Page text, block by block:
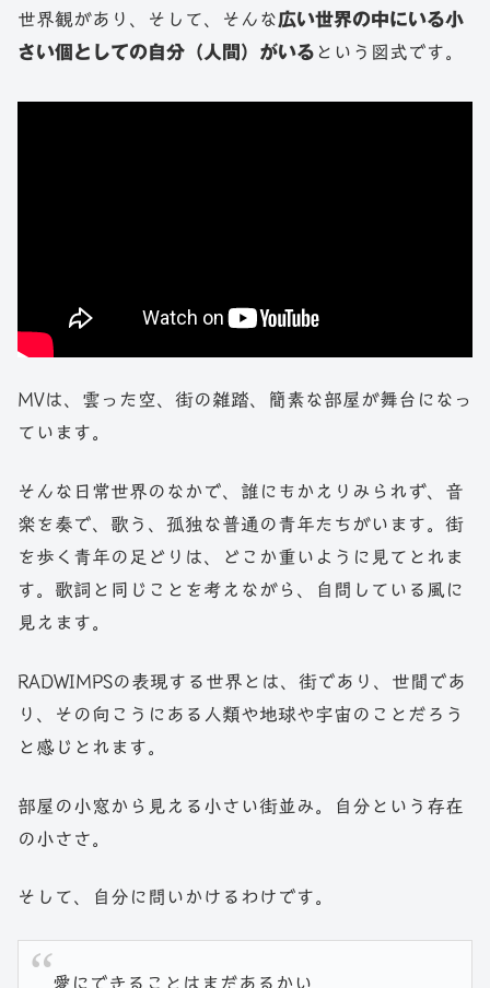
世界観があり、そして、そんな広い世界の中にいる小
さい個としての自分（人間）がいる という図式です。
MVは、雲った空、街の雑踏、簡素な部屋が舞台になっ
ています。
そんな日常世界のなかで、誰にもかえりみられず、音
楽を奏で、歌う、孤独な普通の青年たちがいます。街
を歩く青年の足どりは、どこか重いように見てとれま
す。歌詞と同じことを考えながら、自問している風に
見えます。
RADWIMPSの表現する世界とは、街であり、世間であ
り、その向こうにある人類や地球や宇宙のことだろう
と感じとれます。
部屋の小窓から見える小さい街並み。自分という存在
の小ささ。
そして、自分に問いかけるわけです。
愛にできることはまだあるかい